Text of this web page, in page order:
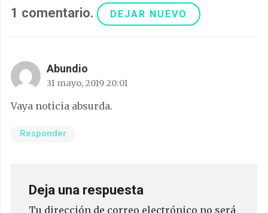
1 comentario. DEJAR NUEVO
Abundio
31 mayo, 2019 20:01
Vaya noticia absurda.
Responder
Deja una respuesta
Tu dirección de correo electrónico no será